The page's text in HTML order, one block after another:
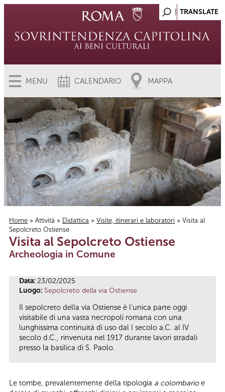
MENU CALENDARIO MAPPA
Tu sei qui
Home » Attività » Didattica » Visite, itinerari e laboratori » Visita al
Sepolcreto Ostiense
Visita al Sepolcreto Ostiense
Archeologia in Comune
Data: 23/02/2025
Luogo: Sepolcreto della via Ostiense
Il sepolcreto della via Ostiense è l’unica parte oggi
visitabile di una vasta necropoli romana con una
lunghissima continuità di uso dal I secolo a.C. al IV
secolo d.C., rinvenuta nel 1917 durante lavori stradali
presso la basilica di S. Paolo.
Le tombe, prevalentemente della tipologia a colombarioe